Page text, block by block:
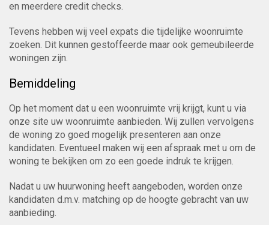
en meerdere credit checks.
Tevens hebben wij veel expats die tijdelijke woonruimte
zoeken. Dit kunnen gestoffeerde maar ook gemeubileerde
woningen zijn.
Bemiddeling
Op het moment dat u een woonruimte vrij krijgt, kunt u via
onze site uw woonruimte aanbieden. Wij zullen vervolgens
de woning zo goed mogelijk presenteren aan onze
kandidaten. Eventueel maken wij een afspraak met u om de
woning te bekijken om zo een goede indruk te krijgen.
Nadat u uw huurwoning heeft aangeboden, worden onze
kandidaten d.m.v. matching op de hoogte gebracht van uw
aanbieding.